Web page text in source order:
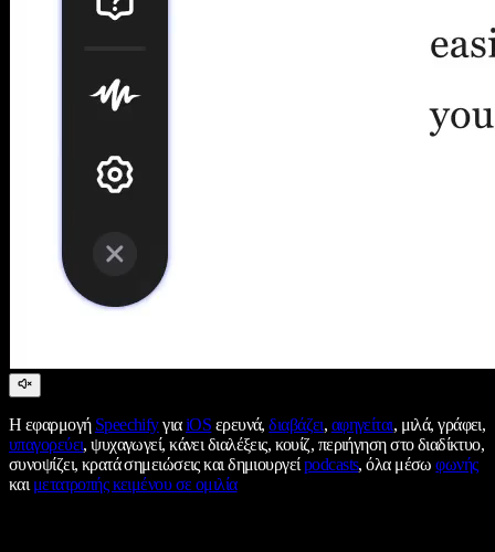
Η εφαρμογή SpeechifyγιαiOS ερευνά,διαβάζει, αφηγείται, μιλά, γράφει,
υπαγορεύει, ψυχαγωγεί, κάνει διαλέξεις, κουίζ, περιήγηση στο διαδίκτυο,
συνοψίζει, κρατά σημειώσεις και δημιουργείpodcasts, όλα μέσωφωνής
καιμετατροπής κειμένου σε ομιλία